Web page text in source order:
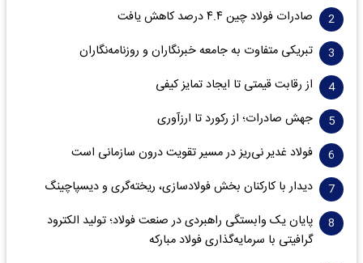
صادرات فولاد چین ۴.۴ درصد کاهش یافت
تبریکی متفاوت به جامعه خبرنگاران و روزنامه‌نگاران
از رقابت قیمتی تا ایجاد تمایز کیفی
جهش صادرات؛ از رکورد تا ارزآوری
فولاد غدیر نی‌ریز در مسیر تقویت درون سازمانی است
دیدار با کارکنان بخش فولادسازی، ریخته‌گری و دیسپاچینگ
پایان یک وابستگی راهبردی در صنعت فولاد؛ تولید الکترود
گرافیتی با سرمایه‌گذاری فولاد مبارکه